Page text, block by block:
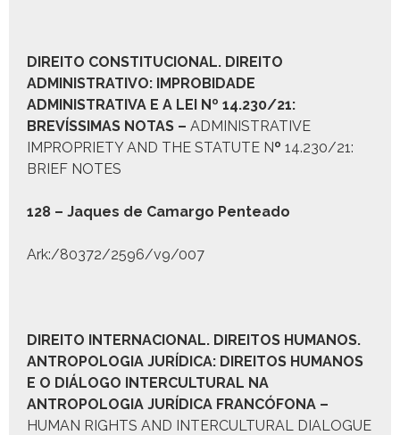
DIREITO CONSTITUCIONAL. DIREITO
ADMINISTRATIVO: IMPROBIDADE
ADMINISTRATIVA E A LEI Nº 14.230/21:
BREVÍSSIMAS NOTAS – ADMINISTRATIVE
IMPROPRIETY AND THE STATUTE Nº 14.230/21:
BRIEF NOTES
128 – Jaques de Camar­go Pen­tea­do
Ark:/80372/2596/v9/007
DIREITO INTERNACIONAL. DIREITOS HUMANOS.
ANTROPOLOGIA JURÍDICA: DIREITOS HUMANOS
E O DIÁLOGO INTERCULTURAL NA
ANTROPOLOGIA JURÍDICA FRANCÓFONA –
HUMAN RIGHTS AND INTERCULTURAL DIALOGUE